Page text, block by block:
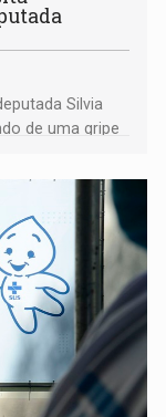
Silvia
de uma gripe